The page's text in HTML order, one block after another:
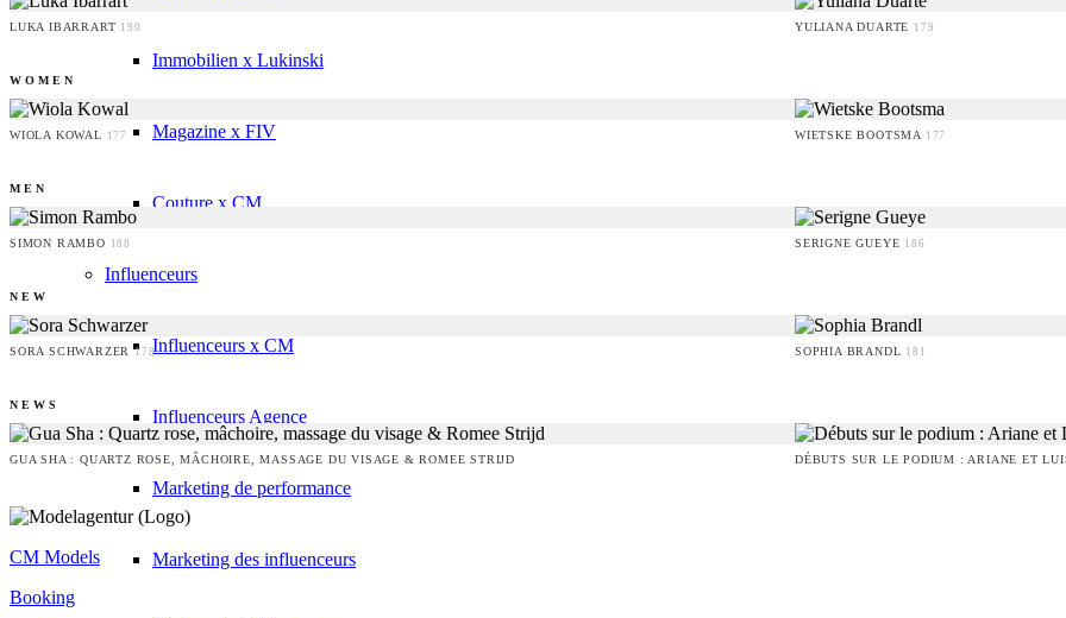
Immobilien x Lukinski
Magazine x FIV
Couture x CM
Influenceurs
Influenceurs x CM
Influenceurs Agence
Marketing de performance
Marketing des influenceurs
LUKA IBARRART 190 YULIANA DUARTE 179
WOMEN
WIOLA KOWAL 177 WIETSKE BOOTSMA 177
MEN
SIMON RAMBO 188 SERIGNE GUEYE 186
NEW
SORA SCHWARZER178 SOPHIA BRANDL 181
NEWS
GUA SHA : QUARTZ ROSE, MÂCHOIRE, MASSAGE DU VISAGE & ROMEE STRIJD DÉBUTS SUR LE PODIUM : ARIANE ET
CM Models
Booking